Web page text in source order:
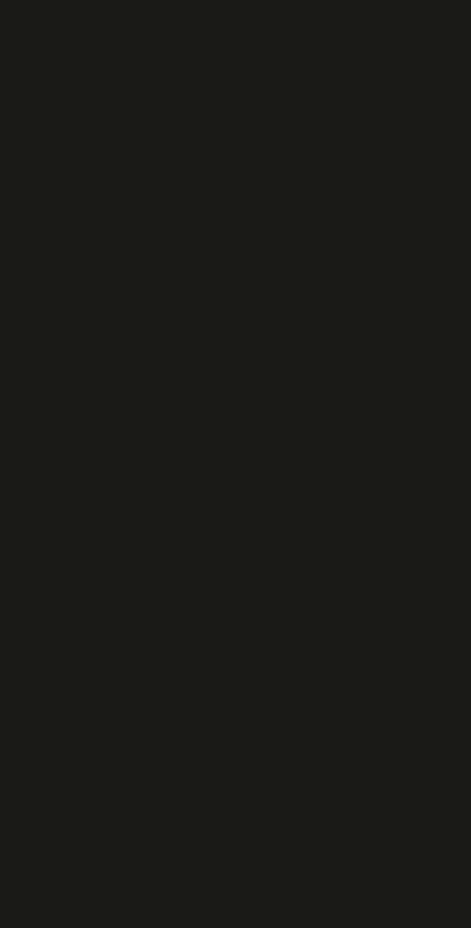
e assinar por três
por mais uma. Segundo
milhões para tirar o volante de
Mineiro (2021 e 2022),
Supercopa (2022), Tchê Tchê
Ferraresi até 2029